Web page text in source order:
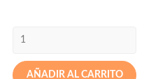
AÑADIR AL CARRITO